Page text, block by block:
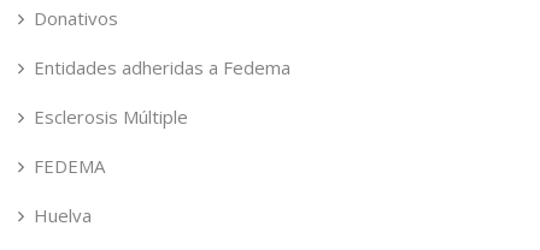
Donativos
Entidades adheridas a Fedema
Esclerosis Múltiple
FEDEMA
Huelva